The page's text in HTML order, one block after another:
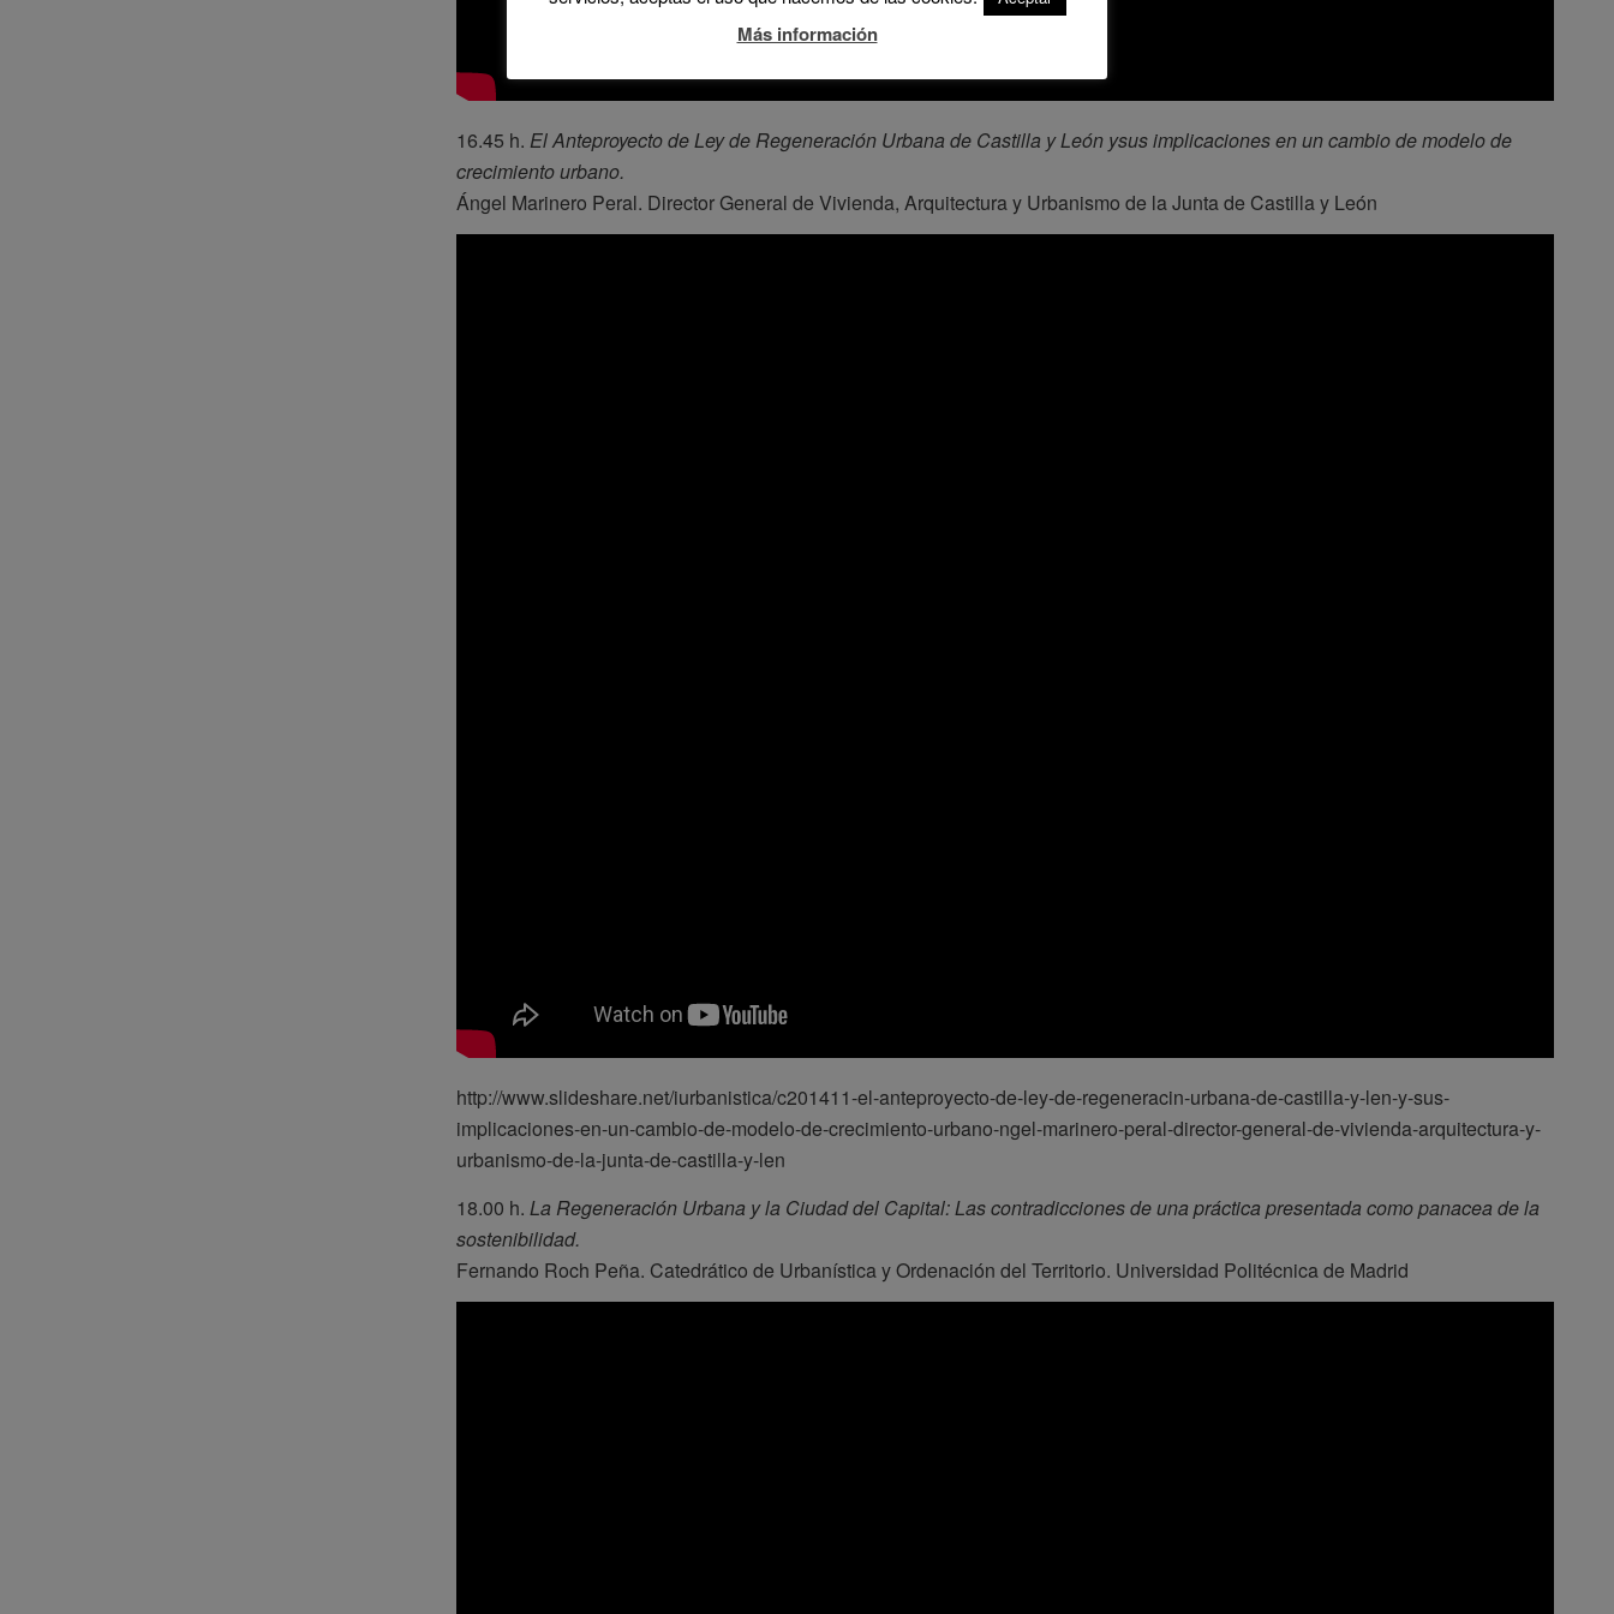
16.45 h. El Anteproyecto de Ley de Regeneración Urbana de Castilla y León ysus implicaciones en un cambio de modelo de
crecimiento urbano.
Ángel Marinero Peral. Director General de Vivienda, Arquitectura y Urbanismo de la Junta de Castilla y León
http://www.slideshare.net/iurbanistica/c201411-el-anteproyecto-de-ley-de-regeneracin-urbana-de-castilla-y-len-y-sus-
implicaciones-en-un-cambio-de-modelo-de-crecimiento-urbano-ngel-marinero-peral-director-general-de-vivienda-arquitectura-y-
urbanismo-de-la-junta-de-castilla-y-len
18.00 h. La Regeneración Urbana y la Ciudad del Capital: Las contradicciones de una práctica presentada como panacea de la
sostenibilidad.
Fernando Roch Peña. Catedrático de Urbanística y Ordenación del Territorio. Universidad Politécnica de Madrid
Más información